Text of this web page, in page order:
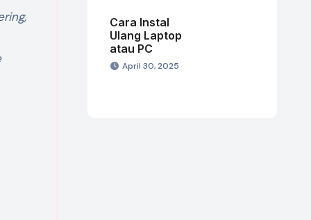
Cara Instal
Ulang Laptop
atau PC
April 30, 2025